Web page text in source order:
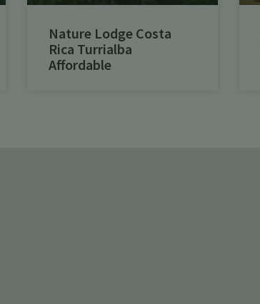
Nature Lodge Costa
Rica Turrialba
Affordable